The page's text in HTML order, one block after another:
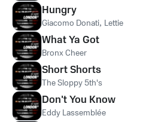
Hungry
Giacomo Donati, Lettie
What Ya Got
Bronx Cheer
Short Shorts
The Sloppy 5th's
Don't You Know
Eddy Lassemblée